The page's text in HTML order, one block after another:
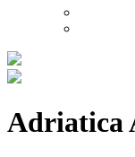
Adriatica